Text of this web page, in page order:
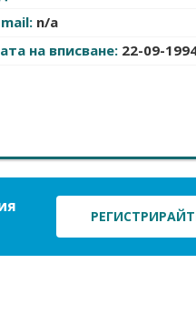
mail: n/a
на вписване: 22-09-